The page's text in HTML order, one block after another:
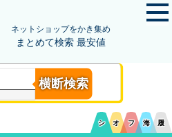
ネットショップをかき集め
まとめて検索 最安値
横断検索
シ オ フ 海 履